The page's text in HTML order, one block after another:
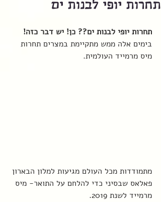
תחרות יופי לבנות ים
תחרות יופי לבנות ים?? כן! יש דבר כזה!
בימים אלה ממש מתקיימת במצרים תחרות
מיס מרמייד העולמית.
מתמודדות מכל העולם מגיעות למלון הבארון
פאלאס שבסיני כדי להלחם על התואר- מיס
מרמייד לשנת 2019.